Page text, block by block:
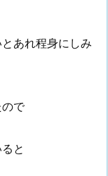
あれ程身にしみ
で
と